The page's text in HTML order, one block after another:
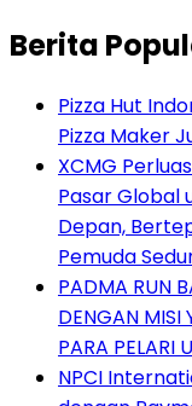
Berita
Pizza Hut
Pizza Maker
XCMG
Pasar Global
Depan,
Pemuda
PADMA RUN
DENGAN MISI
PARA PELARI
NPCI